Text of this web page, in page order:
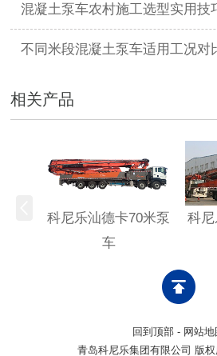
混凝土泵车农村施工选型实用技
不同米段混凝土泵车适用工况对
相关产品
科尼乐汕德卡70米泵
车
科
回到顶部 - 网站地
青岛科尼乐集团有限公司 版